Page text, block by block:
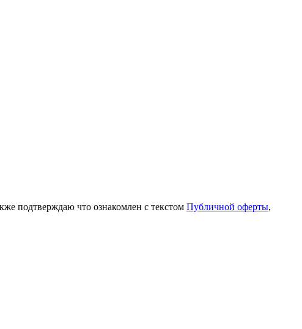
подтверждаю что ознакомлен с текстом Публичной оферты,